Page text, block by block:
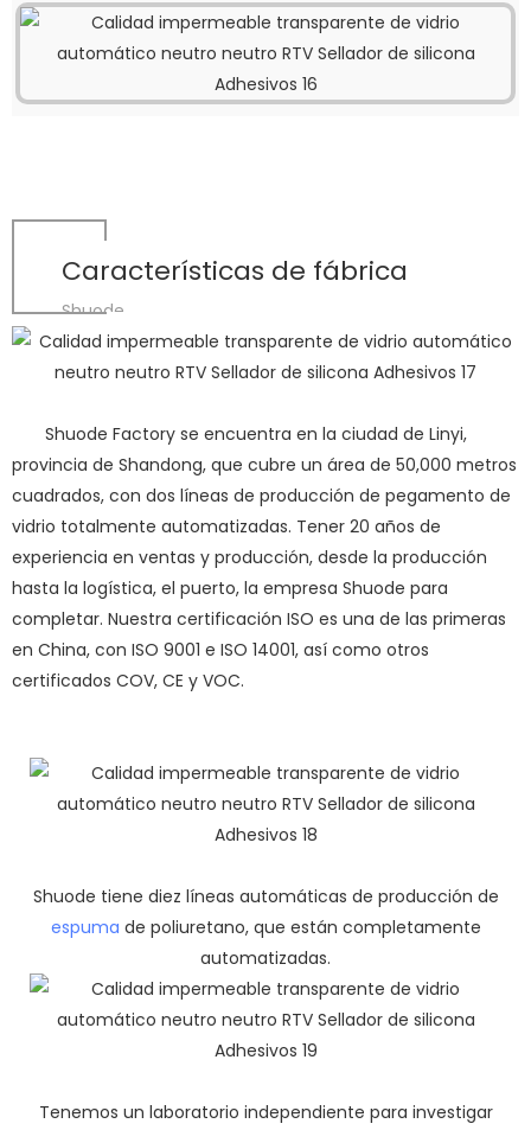
Características de fábrica
Shuode
Shuode Factory se encuentra en la ciudad de Linyi,
provincia de Shandong, que cubre un área de 50,000 metros
cuadrados, con dos líneas de producción de pegamento de
vidrio totalmente automatizadas. Tener 20 años de
experiencia en ventas y producción, desde la producción
hasta la logística, el puerto, la empresa Shuode para
completar. Nuestra certificación ISO es una de las primeras
en China, con ISO 9001 e ISO 14001, así como otros
certificados COV, CE y VOC.
Shuode tiene diez líneas automáticas de producción de
espuma de poliuretano, que están completamente
automatizadas.
Tenemos un laboratorio independiente para investigar